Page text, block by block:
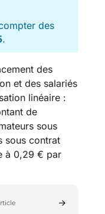
des
.
des
et des salariés
linéaire :
de
sous
sous contrat
à 0,29 € par